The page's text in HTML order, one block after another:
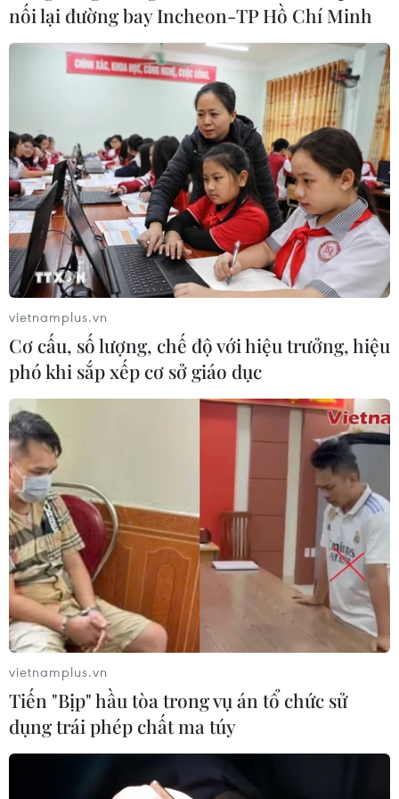
nối lại đường bay Incheon-TP Hồ Chí Minh
vietnamplus.vn
Cơ cấu, số lượng, chế độ với hiệu trưởng, hiệu
phó khi sắp xếp cơ sở giáo dục
vietnamplus.vn
Tiến "Bịp" hầu tòa trong vụ án tổ chức sử
dụng trái phép chất ma túy